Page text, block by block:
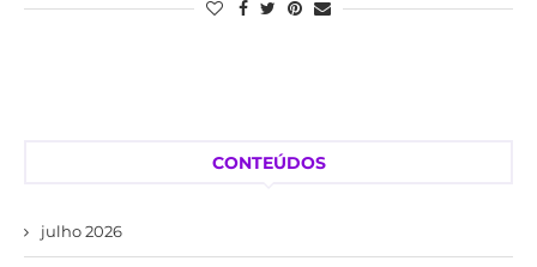
CONTEÚDOS
julho 2026